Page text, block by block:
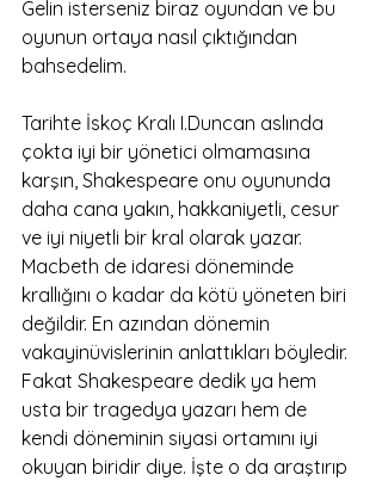
Gelin isterseniz biraz oyundan ve bu
oyunun ortaya nasıl çıktığından
bahsedelim.
Tarihte İskoç Kralı I.Duncan aslında
çokta iyi bir yönetici olmamasına
karşın, Shakespeare onu oyununda
daha cana yakın, hakkaniyetli, cesur
ve iyi niyetli bir kral olarak yazar.
Macbeth de idaresi döneminde
krallığını o kadar da kötü yöneten biri
değildir. En azından dönemin
vakayinüvislerinin anlattıkları böyledir.
Fakat Shakespeare dedik ya hem
usta bir tragedya yazarı hem de
kendi döneminin siyasi ortamını iyi
okuyan biridir diye. İşte o da araştırıp